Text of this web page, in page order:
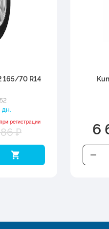
165/70 R14
регистрации
₽ 6